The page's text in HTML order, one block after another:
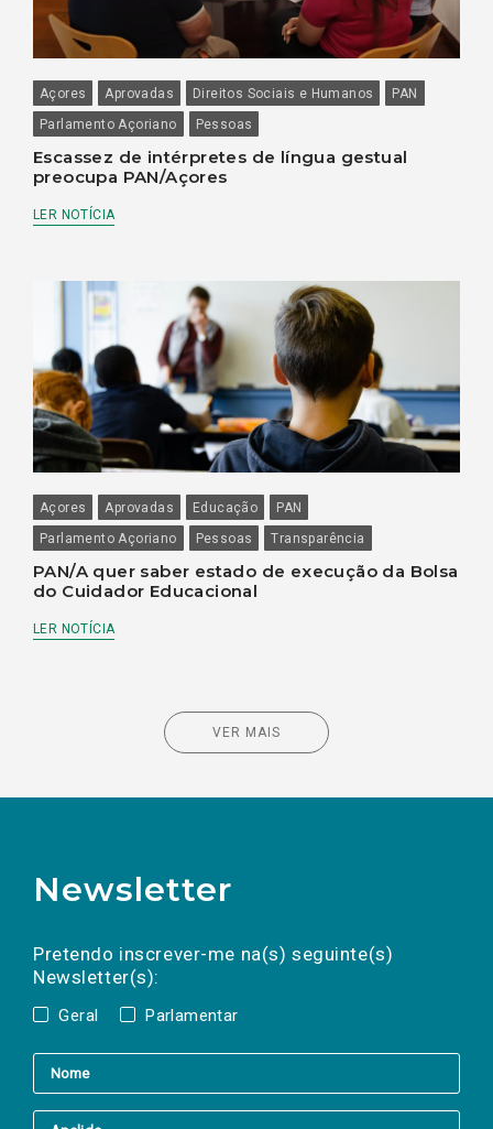
Açores Aprovadas Direitos Sociais e Humanos
PAN
Parlamento Açoriano
Pessoas
Escassez de intérpretes de língua gestual
preocupa PAN/Açores
LER NOTÍCIA
Açores Aprovadas Educação
PAN
Parlamento Açoriano
Pessoas Transparência
PAN/A quer saber estado de execução da Bolsa
do Cuidador Educacional
LER NOTÍCIA
VER MAIS
Newsletter
Pretendo inscrever-me na(s) seguinte(s)
Newsletter(s):
Geral Parlamentar
a(s) newsletter(s).
mail